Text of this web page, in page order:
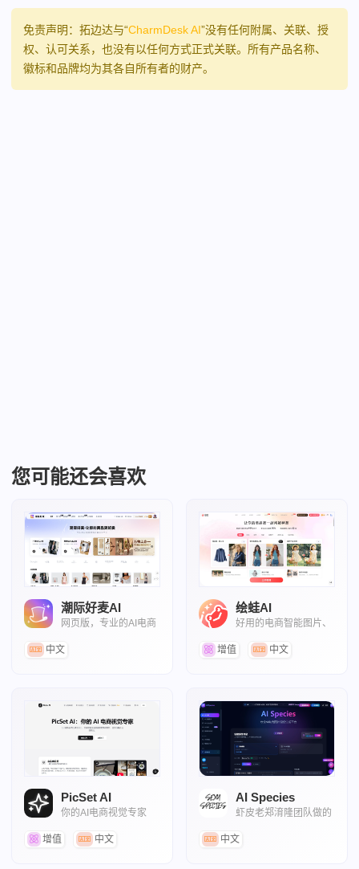
免责声明：拓边达与“CharmDesk AI”没有任何附属、关联、授
权、认可关系，也没有以任何方式正式关联。所有产品名称、
徽标和品牌均为其各自所有者的财产。
您可能还会喜欢
潮际好麦AI
网页版，专业的AI电商
中文
绘蛙AI
好用的电商智能图片、
增值
中文
PicSet AI
你的AI电商视觉专家
增值 中文
AI Species
虾皮老郑淯隆团队做的
中文